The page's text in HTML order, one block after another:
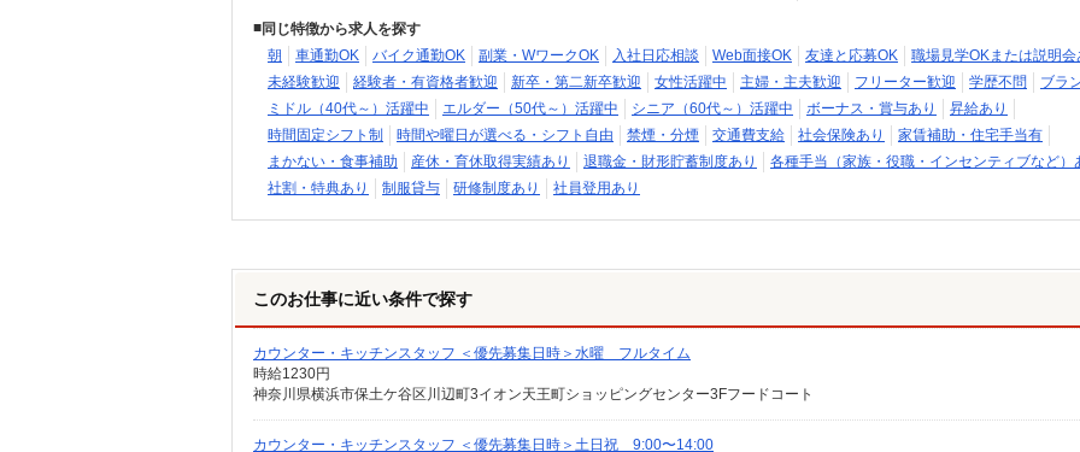
同じ特徴から求人を探す
朝
車通勤OK バイク通勤OK 副業・WワークOK 入社日応相談 Web面接OK 友達と応募OK
職場見学OKまたは説明会
未経験歓迎
経験者・有資格者歓迎 新卒・第二新卒歓迎 女性活躍中 主婦・主夫歓迎 フリーター歓迎 学歴不問
ブラ
ミドル（40代～）活躍中
エルダー（50代～）活躍中 シニア（60代～）活躍中 ボーナス・賞与あり
昇給あり
時間固定シフト制
時間や曜日が選べる・シフト自由 禁煙・分煙 交通費支給 社会保険あり
家賃補助・住宅手当有
まかない・食事補助
産休・育休取得実績あり 退職金・財形貯蓄制度あり
各種手当（家族・役職・インセンティブなど）
社割・特典あり
制服貸与 研修制度あり 社員登用あり
このお仕事に近い条件で探す
カウンター・キッチンスタッフ ＜優先募集日時＞水曜 フルタイム
時給1230円
神奈川県横浜市保土ケ谷区川辺町3イオン天王町ショッピングセンター3Fフードコート
カウンター・キッチンスタッフ ＜優先募集日時＞土日祝 9:00〜14:00